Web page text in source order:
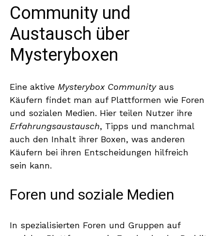
Community und
Austausch über
Mysteryboxen
Eine aktive Mysterybox Communityaus
Käufern findet man auf Plattformen wie Foren
und sozialen Medien. Hier teilen Nutzer ihre
Erfahrungsaustausch, Tipps und manchmal
auch den Inhalt ihrer Boxen, was anderen
Käufern bei ihren Entscheidungen hilfreich
sein kann.
Foren und soziale Medien
In spezialisierten Foren und Gruppen auf